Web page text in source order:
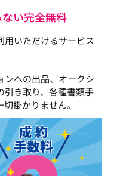
い完全無料
用いただけるサービス
ンへの出品、オークシ
引き取り、各種書類手
掛かりません。